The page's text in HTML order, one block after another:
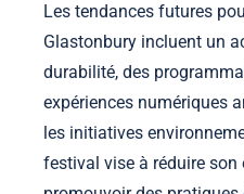
Les tendances futures
Glastonbury incluent un
durabilité, des
expériences numériques
les initiatives
festival vise à réduire son